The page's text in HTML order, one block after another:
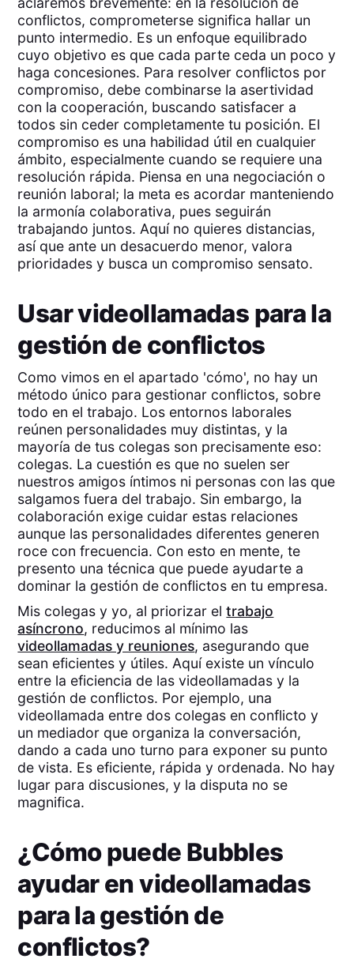
conflictos, comprometerse significa hallar un
punto intermedio. Es un enfoque equilibrado
cuyo objetivo es que cada parte ceda un poco y
haga concesiones. Para resolver conflictos por
compromiso, debe combinarse la asertividad
con la cooperación, buscando satisfacer a
todos sin ceder completamente tu posición. El
compromiso es una habilidad útil en cualquier
ámbito, especialmente cuando se requiere una
resolución rápida. Piensa en una negociación o
reunión laboral; la meta es acordar manteniendo
la armonía colaborativa, pues seguirán
trabajando juntos. Aquí no quieres distancias,
así que ante un desacuerdo menor, valora
prioridades y busca un compromiso sensato.
Usar videollamadas para la
gestión de conflictos
Como vimos en el apartado 'cómo', no hay un
método único para gestionar conflictos, sobre
todo en el trabajo. Los entornos laborales
reúnen personalidades muy distintas, y la
mayoría de tus colegas son precisamente eso:
colegas. La cuestión es que no suelen ser
nuestros amigos íntimos ni personas con las que
salgamos fuera del trabajo. Sin embargo, la
colaboración exige cuidar estas relaciones
aunque las personalidades diferentes generen
roce con frecuencia. Con esto en mente, te
presento una técnica que puede ayudarte a
dominar la gestión de conflictos en tu empresa.
Mis colegas y yo, al priorizar eltrabajo
asíncrono, reducimos al mínimo las
videollamadas y reuniones, asegurando que
sean eficientes y útiles. Aquí existe un vínculo
entre la eficiencia de las videollamadas y la
gestión de conflictos. Por ejemplo, una
videollamada entre dos colegas en conflicto y
un mediador que organiza la conversación,
dando a cada uno turno para exponer su punto
de vista. Es eficiente, rápida y ordenada. No hay
lugar para discusiones, y la disputa no se
magnifica.
¿Cómo puede Bubbles
ayudar en videollamadas
para la gestión de
conflictos?